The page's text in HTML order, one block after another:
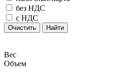
без НДС
с НДС
Очистить Найти
Вес
Объем